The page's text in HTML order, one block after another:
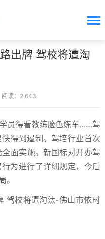
出牌 驾校将遭淘
阅读：2,643
员得看教练脸色练车……驾
得到遏制。驾培行业首次
面实施。新国标对开办驾
为进行了详细规定，今后
。